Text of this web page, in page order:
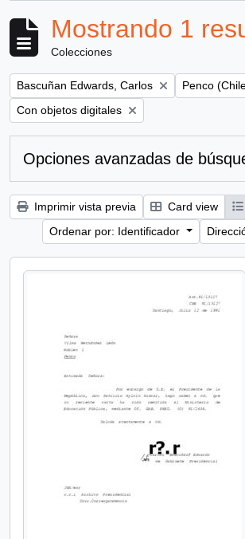
Mostrando 1
Colecciones
Remove filter:
Bascuñan Edwards, Carlos Remove
Penco
Remove filter:
Con objetos digitales
Opciones avanzadas de
Imprimir vista previa Card view
Ordenar por: Identificador